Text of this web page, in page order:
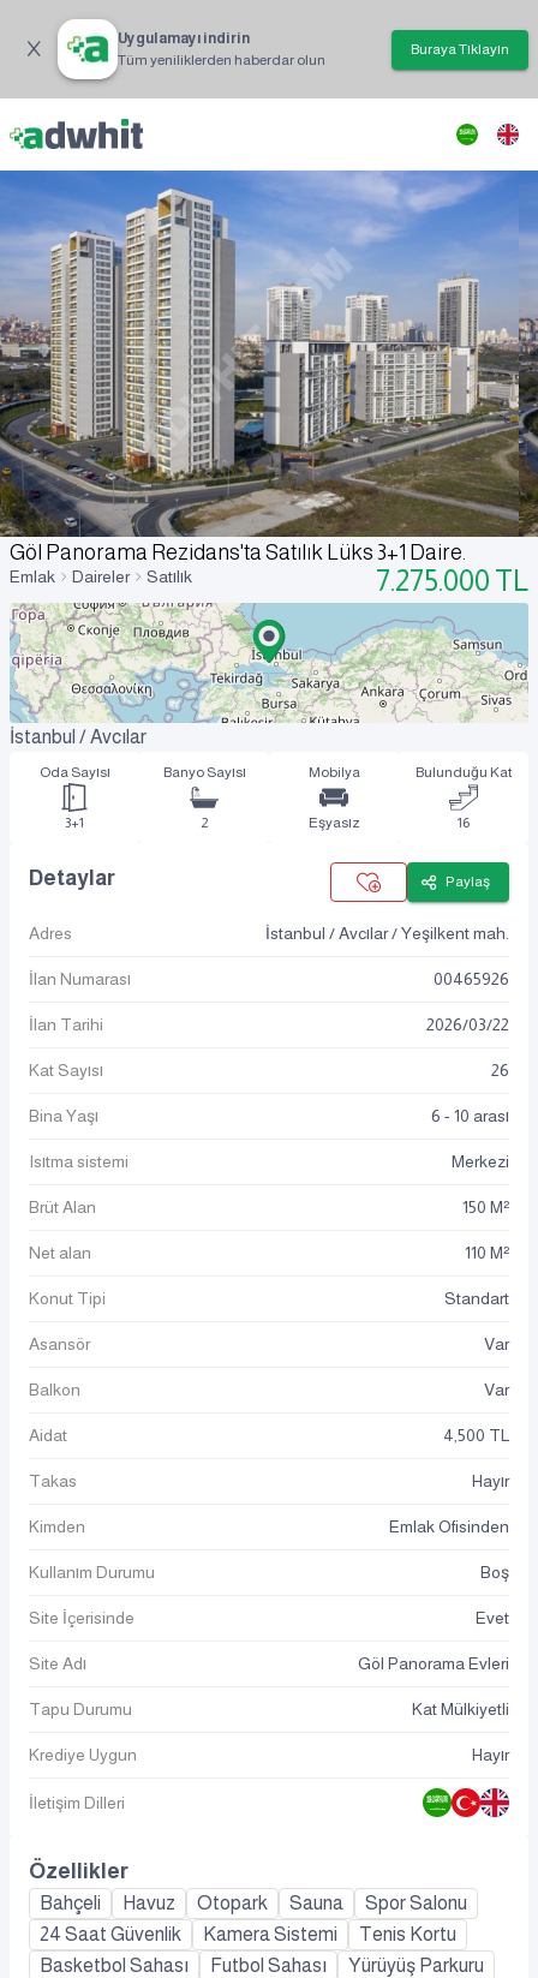
Uygulamayı indirin
Tüm yeniliklerden haberdar olun
Buraya Tıklayın
Göl Panorama Rezidans'ta Satılık Lüks 3+1 Daire.
Emlak Daireler Satılık 7.275.000 TL
İstanbul / Avcılar
Oda Sayısı
3+1
Banyo Sayısı
2
Mobilya
Eşyasız
Bulunduğu Kat
16
Detaylar Paylaş
Adres İstanbul / Avcılar / Yeşilkent mah.
İlan Numarası 00465926
İlan Tarihi 2026/03/22
Kat Sayısı 26
Bina Yaşı 6 - 10 arası
Isıtma sistemi Merkezi
Brüt Alan 150 M²
Net alan 110 M²
Konut Tipi Standart
Asansör Var
Balkon Var
Aidat 4,500 TL
Takas Hayır
Kimden Emlak Ofisinden
Kullanım Durumu Boş
Site İçerisinde Evet
Site Adı Göl Panorama Evleri
Tapu Durumu Kat Mülkiyetli
Krediye Uygun Hayır
İletişim Dilleri
Özellikler
Bahçeli Havuz Otopark Sauna
Spor Salonu
24 Saat Güvenlik
Kamera Sistemi
Tenis Kortu
Basketbol Sahası
Futbol Sahası
Yürüyüş Parkuru